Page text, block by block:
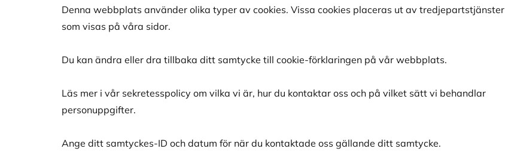
Denna webbplats använder olika typer av cookies. Vissa cookies placeras ut av tredjepartstjänster
som visas på våra sidor.
Du kan ändra eller dra tillbaka ditt samtycke till cookie-förklaringen på vår webbplats.
Läs mer i vår sekretesspolicy om vilka vi är, hur du kontaktar oss och på vilket sätt vi behandlar
personuppgifter.
Ange ditt samtyckes-ID och datum för när du kontaktade oss gällande ditt samtycke.